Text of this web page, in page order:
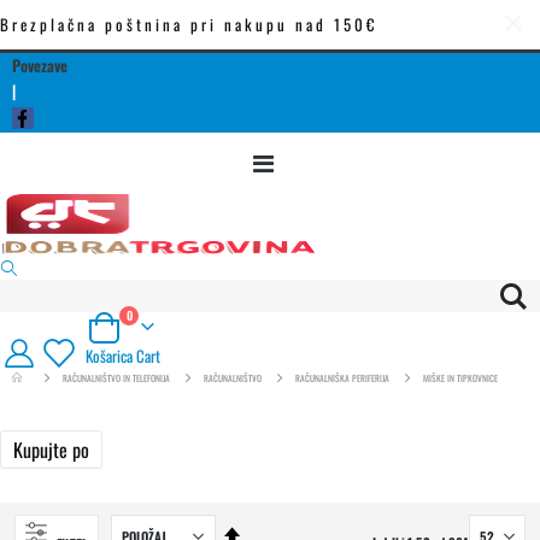
Brezplačna poštnina pri nakupu nad 150€
Povezave
|
Preklop
Cart
0izdelki
KošaricaCart
RAČUNALNIŠTVO IN TELEFONIJA RAČUNALNIŠTVO RAČUNALNIŠKA PERIFERIJA MIŠKE IN TIPKOVNICE
Nastavi
Kupujte po